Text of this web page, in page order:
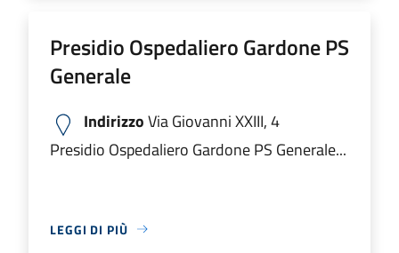
Presidio Ospedaliero Gardone PS
Generale
IndirizzoVia Giovanni XXIII, 4
Presidio Ospedaliero Gardone PS Generale...
LEGGI DI PIÙ